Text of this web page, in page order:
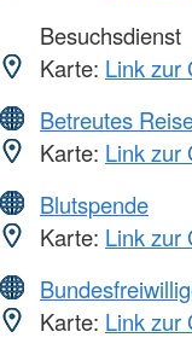
Besuchsdienst
Karte: Link zur
Betreutes
Karte: Link zur
Blutspende
Karte: Link zur
Karte: Link zur